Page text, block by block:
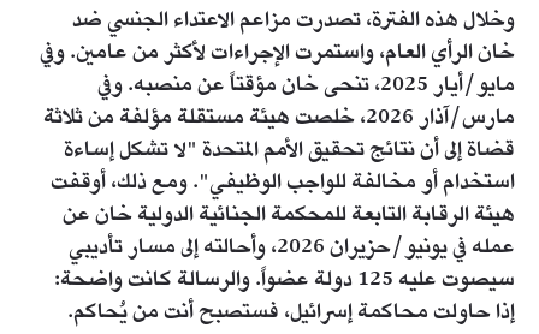
وخلال هذه الفترة، تصدرت مزاعم الاعتداء الجنسي ضد
خان الرأي العام، واستمرت الإجراءات لأكثر من عامين. وفي
مايو/أيار 2025، تنحى خان مؤقتاً عن منصبه. وفي
مارس/آذار 2026، خلصت هيئة مستقلة مؤلفة من ثلاثة
قضاة إلى أن نتائج تحقيق الأمم المتحدة "لا تشكل إساءة
استخدام أو مخالفة للواجب الوظيفي". ومع ذلك، أوقفت
هيئة الرقابة التابعة للمحكمة الجنائية الدولية خان عن
عمله في يونيو/حزيران 2026، وأحالته إلى مسار تأديبي
سيصوت عليه 125 دولة عضواً. والرسالة كانت واضحة:
إذا حاولت محاكمة إسرائيل، فستصبح أنت من يُحاكم.